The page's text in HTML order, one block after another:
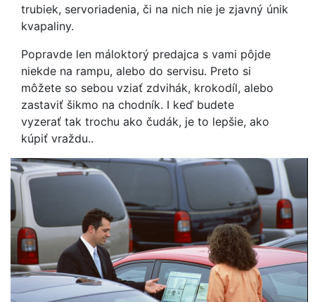
trubiek, servoriadenia, či na nich nie je zjavný únik
kvapaliny.
Popravde len máloktorý predajca s vami pôjde
niekde na rampu, alebo do servisu. Preto si
môžete so sebou vziať zdvihák, krokodíl, alebo
zastaviť šikmo na chodník. I keď budete
vyzerať tak trochu ako čudák, je to lepšie, ako
kúpiť vraždu..